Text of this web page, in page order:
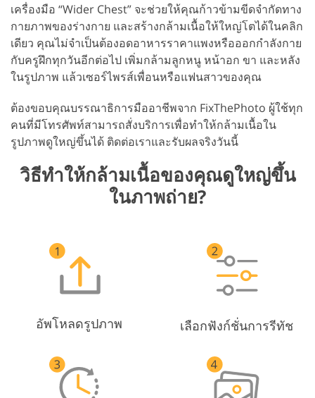
เครื่องมือ “Wider Chest” จะช่วยให้คุณก้าวข้ามขีดจำกัดทาง
กายภาพของร่างกาย และสร้างกล้ามเนื้อให้ใหญ่โตได้ในคลิก
เดียว คุณไม่จำเป็นต้องอดอาหารราคาแพงหรือออกกำลังกาย
กับครูฝึกทุกวันอีกต่อไป เพิ่มกล้ามลูกหนู หน้าอก ขา และหลัง
ในรูปภาพ แล้วเซอร์ไพรส์เพื่อนหรือแฟนสาวของคุณ
ต้องขอบคุณบรรณาธิการมืออาชีพจาก FixThePhoto ผู้ใช้ทุก
คนที่มีโทรศัพท์สามารถสั่งบริการเพื่อทำให้กล้ามเนื้อใน
รูปภาพดูใหญ่ขึ้นได้ ติดต่อเราและรับผลจริงวันนี้
วิธีทำให้กล้ามเนื้อของคุณดูใหญ่ขึ้น
ในภาพถ่าย?
อัพโหลดรูปภาพ เลือกฟังก์ชั่นการรีทัช